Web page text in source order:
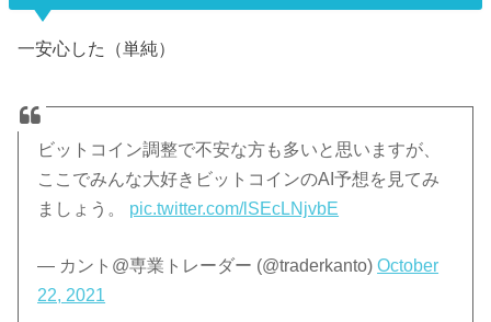
一安心した（単純）
ビットコイン調整で不安な方も多いと思いますが、
ここでみんな大好きビットコインのAI予想を見てみ
ましょう。 pic.twitter.com/lSEcLNjvbE
— カント@専業トレーダー (@traderkanto)October
22, 2021